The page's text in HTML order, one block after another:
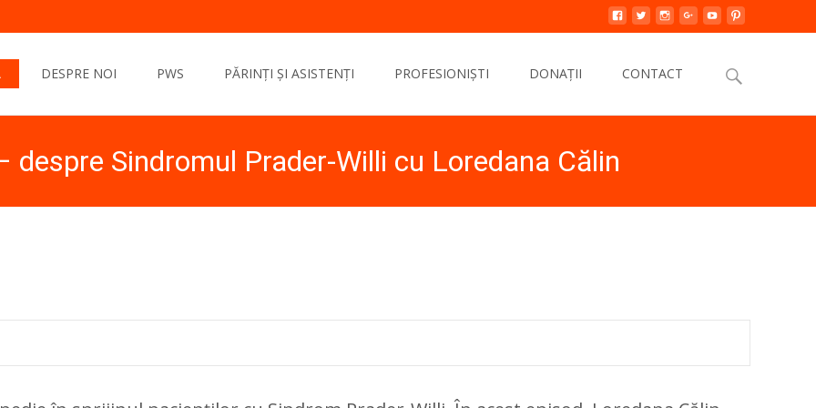
DESPRE NOI PWS PĂRINȚI ȘI ASISTENȚI PROFESIONIȘTI DONAȚII CONTACT
Search
despre Sindromul Prader-Willi cu Loredana Călin